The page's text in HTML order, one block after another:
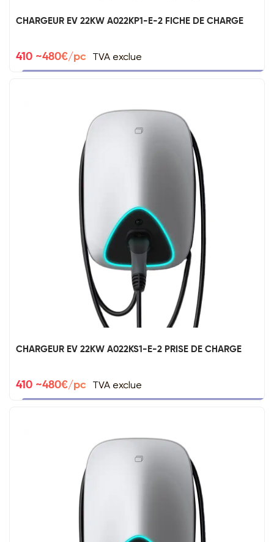
CHARGEUR EV 22KW A022KP1-E-2 FICHE DE CHARGE
410 ~480€/pc TVA exclue
CHARGEUR EV 22KW A022KS1-E-2 PRISE DE CHARGE
410 ~480€/pc TVA exclue